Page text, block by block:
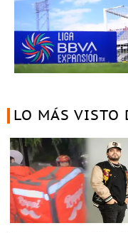
LO MÁS VISTO